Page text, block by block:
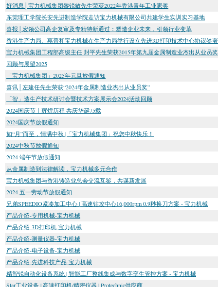
好消息│宝力机械集团黎锐敏先生荣获2022年香港青年工业家奖
东莞理工学院长安先进制造学院走访宝力机械有限公司共建学生实训实习基地
喜报│宏领公司高企复审及专精特新通过：塑造企业未来，引领行业变革
香港生产力局、惠普和宝力机械在生产力局举行设立先进3D打印技术中心协议签
宝力机械集团工程部高级主任 封平先生荣获2015年第九届金属制造业杰出从业员奖
回顾与展望2025
「宝力机械集团」2025年元旦放假通知
喜讯│左建任先生荣获“2024年金属制造业杰出从业员奖”
「智」造生产技术研讨会暨技术方案展示会2024活动回顾
2024国庆节丨辉煌历程 共庆华诞75载
2024国庆节放假通知
如“月”而至，情满中秋 |「宝力机械集团」祝您中秋快乐！
2024中秋节放假通知
2024 端午节放假通知
从金属制造到法律解读，宝力机械多元合作
宝力机械集团与香港铸造业总会交流互鉴，共谋新发展
2024 五一劳动节放假通知
兄弟SPEEDIO紧凑加工中心 | 高速钻攻中心16,000rpm 0.9秒换刀方案 - 宝力机械
产品介绍-专用机械-宝力机械
产品介绍-3D打印机-宝力机械
产品介绍-测量仪器-宝力机械
产品介绍-电子设备-宝力机械
产品介绍-先进科技产品-宝力机械
精智锐自动化设备系统 | 智能工厂整线集成与数字孪生管控方案 - 宝力机械
Star工业设备 | 高速打印机/精密仪器 | Protechnic供应商